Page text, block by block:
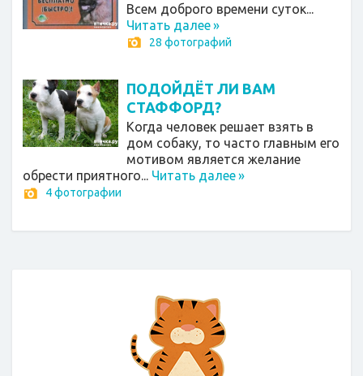
Всем доброго времени суток...
Читать далее»
28 фотографий
ПОДОЙДЁТ ЛИ ВАМ
СТАФФОРД?
Когда человек решает взять в
дом собаку, то часто главным его
мотивом является желание
обрести приятного... Читать далее»
4 фотографии